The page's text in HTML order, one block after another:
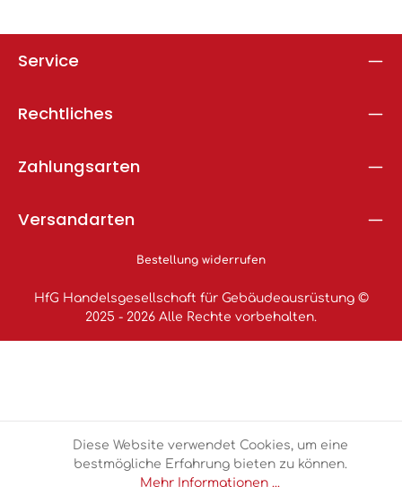
Service
Rechtliches
Zahlungsarten
Versandarten
Bestellung widerrufen
HfG Handelsgesellschaft für Gebäudeausrüstung ©
2025 - 2026 Alle Rechte vorbehalten.
Diese Website verwendet Cookies, um eine
bestmögliche Erfahrung bieten zu können.
Mehr Informationen ...